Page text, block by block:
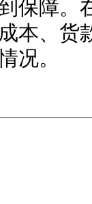
保障。
本、货
况。